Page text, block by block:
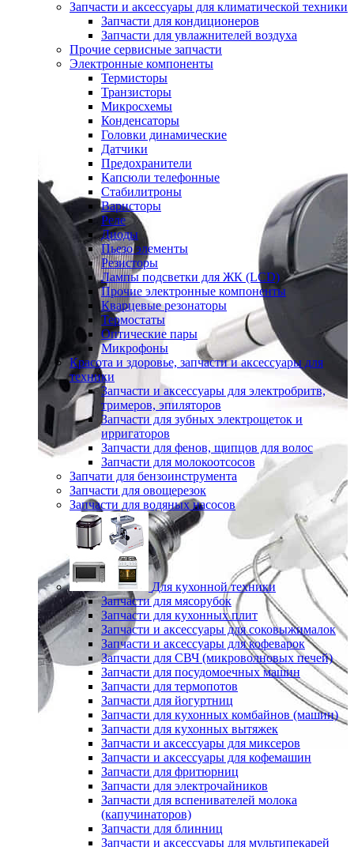
Запчасти и аксессуары для климатической техники
Запчасти для кондиционеров
Запчасти для увлажнителей воздуха
Прочие сервисные запчасти
Электронные компоненты
Термисторы
Транзисторы
Микросхемы
Конденсаторы
Головки динамические
Датчики
Предохранители
Капсюли телефонные
Стабилитроны
Варисторы
Реле
Диоды
Пьезо элементы
Резисторы
Лампы подсветки для ЖК (LCD)
Прочие электронные компоненты
Кварцевые резонаторы
Термостаты
Оптические пары
Микрофоны
Красота и здоровье, запчасти и аксессуары для
техники
Запчасти и аксессуары для электробритв,
тримеров, эпиляторов
Запчасти для зубных электрощеток и
ирригаторов
Запчасти для фенов, щипцов для волос
Запчасти для молокоотсосов
Запчати для бензоинструмента
Запчасти для овощерезок
Запчасти для водяных насосов
Для кухонной техники
Запчасти для мясорубок
Запчасти для кухонных плит
Запчасти и аксессуары для соковыжималок
Запчасти и аксессуары для кофеварок
Запчасти для СВЧ (микроволновых печей)
Запчасти для посудомоечных машин
Запчасти для термопотов
Запчасти для йогуртниц
Запчасти для кухонных комбайнов (машин)
Запчасти для кухонных вытяжек
Запчасти и аксессуары для миксеров
Запчасти и аксессуары для кофемашин
Запчасти для фритюрниц
Запчасти для электрочайников
Запчасти для вспенивателей молока
(капучинаторов)
Запчасти для блинниц
Запчасти и аксессуары для мультипекарей